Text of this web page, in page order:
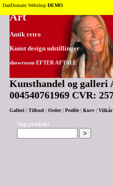
Tilbage til toppen
Art
Antik retro
Kunst design udstillinger
showroom EFTER AFTALE
Kunsthandel og galleri
004540761969 CVR:
Galleri Tilbud Order| Profile| Kurv Vilkår
Søg produkt
DanDomain Webshop DEMO